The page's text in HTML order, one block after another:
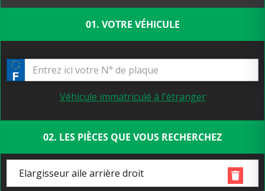
01. VOTRE VÉHICULE
Véhicule immatriculé à l'étranger
02. LES PIÈCES QUE VOUS RECHERCHEZ
Elargisseur aile arrière droit